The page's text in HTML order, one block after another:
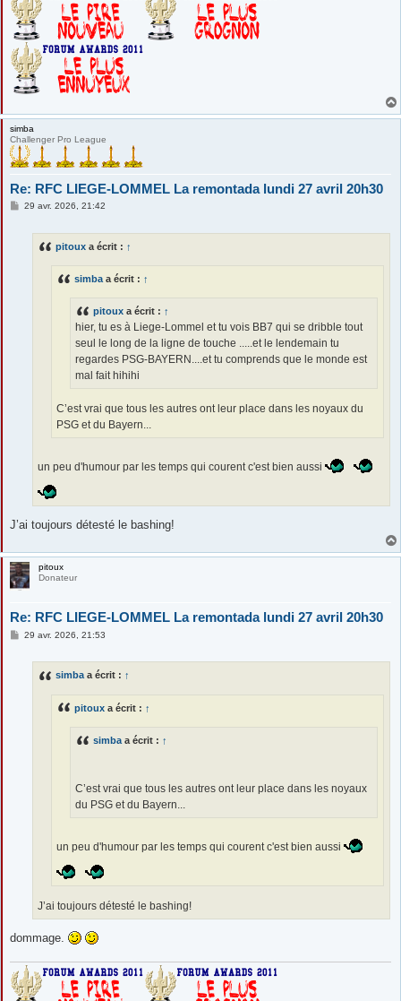
simba
Challenger Pro League
Re: RFC LIEGE-LOMMEL La remontada lundi 27 avril 20h30
M29 avr. 2026, 21:42
pitoux a écrit : ↑
simba a écrit : ↑
pitoux a écrit : ↑
hier, tu es à Liege-Lommel et tu vois BB7 qui se dribble tout
seul le long de la ligne de touche .....et le lendemain tu
regardes PSG-BAYERN....et tu comprends que le monde est
mal fait hihihi
C’est vrai que tous les autres ont leur place dans les noyaux du
PSG et du Bayern...
un peu d'humour par les temps qui courent c'est bien aussi
J’ai toujours détesté le bashing!
pitoux
Donateur
Re: RFC LIEGE-LOMMEL La remontada lundi 27 avril 20h30
M29 avr. 2026, 21:53
simba a écrit : ↑
pitoux a écrit : ↑
simba a écrit : ↑
C’est vrai que tous les autres ont leur place dans les noyaux
du PSG et du Bayern...
un peu d'humour par les temps qui courent c'est bien aussi
J’ai toujours détesté le bashing!
dommage.